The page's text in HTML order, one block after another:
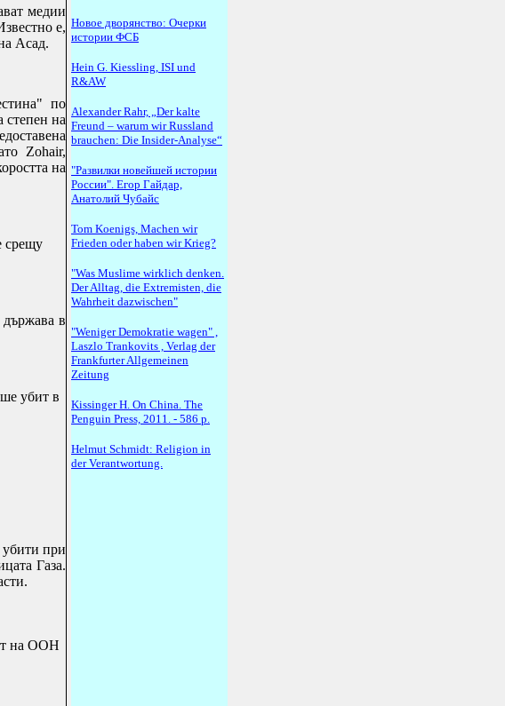
медии
е,
Асад.
по
на
Zohair,
на
срещу
в
убит в
убити при
Газа.
на ООН
Новое дворянство: Очерки
истории ФСБ
Hein G. Kiessling, ISI und
R&AW
Alexander Rahr, „Der kalte
Freund – warum wir Russland
brauchen: Die Insider-Analyse“
"Развилки новейшей истории
России". Егор Гайдар,
Анатолий Чубайс
Tom Koenigs, Machen wir
Frieden oder haben wir Krieg?
"Was Muslime wirklich denken.
Der Alltag, die Extremisten, die
Wahrheit dazwischen"
"Weniger Demokratie wagen" ,
Laszlo Trankovits , Verlag der
Frankfurter Allgemeinen
Zeitung
Kissinger H. On China. The
Penguin Press, 2011. - 586 p.
Helmut Schmidt: Religion in
der Verantwortung.